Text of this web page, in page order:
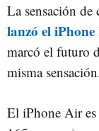
La sensación de
lanzó el
marcó el futuro
misma
El iPhone Air